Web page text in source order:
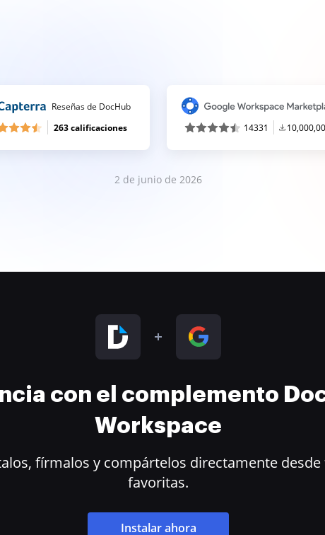
Reseñas de DocHub
263 calificaciones
14331
2 de junio de 2026
con el complemento
Workspace
fírmalos y compártelos directamente
favoritas.
Instalar ahora